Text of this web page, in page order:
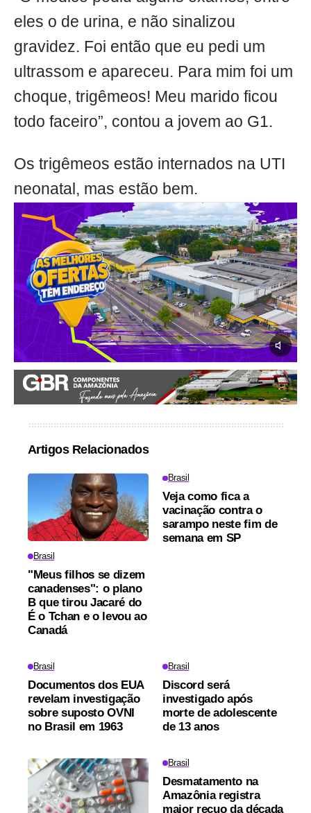
eles o de urina, e não sinalizou
gravidez. Foi então que eu pedi um
ultrassom e apareceu. Para mim foi um
choque, trigêmeos! Meu marido ficou
todo faceiro”, contou a jovem ao G1.
Os trigêmeos estão internados na UTI
neonatal, mas estão bem.
Artigos Relacionados
Brasil
"Meus filhos se dizem
canadenses": o plano
B que tirou Jacaré do
É o Tchan e o levou ao
Canadá
Brasil
Veja como fica a
vacinação contra o
sarampo neste fim de
semana em SP
Brasil
Documentos dos EUA
revelam investigação
sobre suposto OVNI
no Brasil em 1963
Brasil
Discord será
investigado após
morte de adolescente
de 13 anos
Brasil
Desmatamento na
Amazônia registra
maior recuo da década